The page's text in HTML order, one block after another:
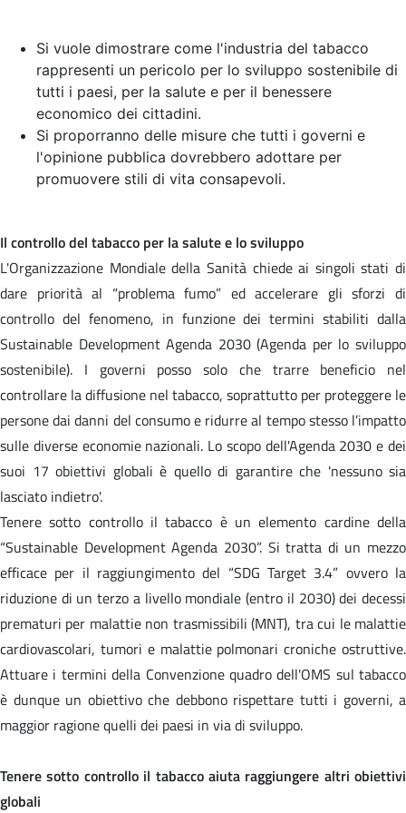
Si vuole dimostrare come l'industria del tabacco
rappresenti un pericolo per lo sviluppo sostenibile di
tutti i paesi, per la salute e per il benessere
economico dei cittadini.
Si proporranno delle misure che tutti i governi e
l'opinione pubblica dovrebbero adottare per
promuovere stili di vita consapevoli.
Il controllo del tabacco per la salute e lo sviluppo
L'Organizzazione Mondiale della Sanità chiede ai singoli stati di
dare priorità al “problema fumo” ed accelerare gli sforzi di
controllo del fenomeno, in funzione dei termini stabiliti dalla
Sustainable Development Agenda 2030 (Agenda per lo sviluppo
sostenibile). I governi posso solo che trarre beneficio nel
controllare la diffusione nel tabacco, soprattutto per proteggere le
persone dai danni del consumo e ridurre al tempo stesso l’impatto
sulle diverse economie nazionali. Lo scopo dell'Agenda 2030 e dei
suoi 17 obiettivi globali è quello di garantire che 'nessuno sia
lasciato indietro'.
Tenere sotto controllo il tabacco è un elemento cardine della
“Sustainable Development Agenda 2030”. Si tratta di un mezzo
efficace per il raggiungimento del “SDG Target 3.4” ovvero la
riduzione di un terzo a livello mondiale (entro il 2030) dei decessi
prematuri per malattie non trasmissibili (MNT), tra cui le malattie
cardiovascolari, tumori e malattie polmonari croniche ostruttive.
Attuare i termini della Convenzione quadro dell'OMS sul tabacco
è dunque un obiettivo che debbono rispettare tutti i governi, a
maggior ragione quelli dei paesi in via di sviluppo.
Tenere sotto controllo il tabacco aiuta raggiungere altri obiettivi
globali